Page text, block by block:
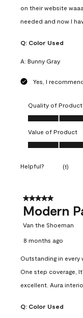
on their website
needed and now I
Q: Color Used
A: Bunny Gray
Yes, I
Quality of Product
Quality of
Value of Product
Value of Product,
Helpful? (1)
5 out of 5 stars.
Modern
Van the Shoeman
8 months ago
Outstanding in every
One step coverage,
excellent. Aura
Q: Color Used